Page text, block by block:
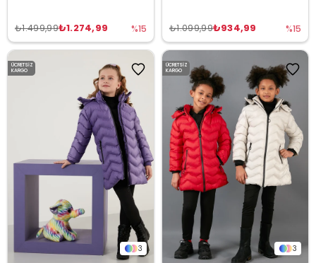
₺1.274,99
₺1.499,99 %15 ₺934,99
₺1.099,99 %15
3
ÜCRETSIZ
KARGO
3
ÜCRETSIZ
KARGO